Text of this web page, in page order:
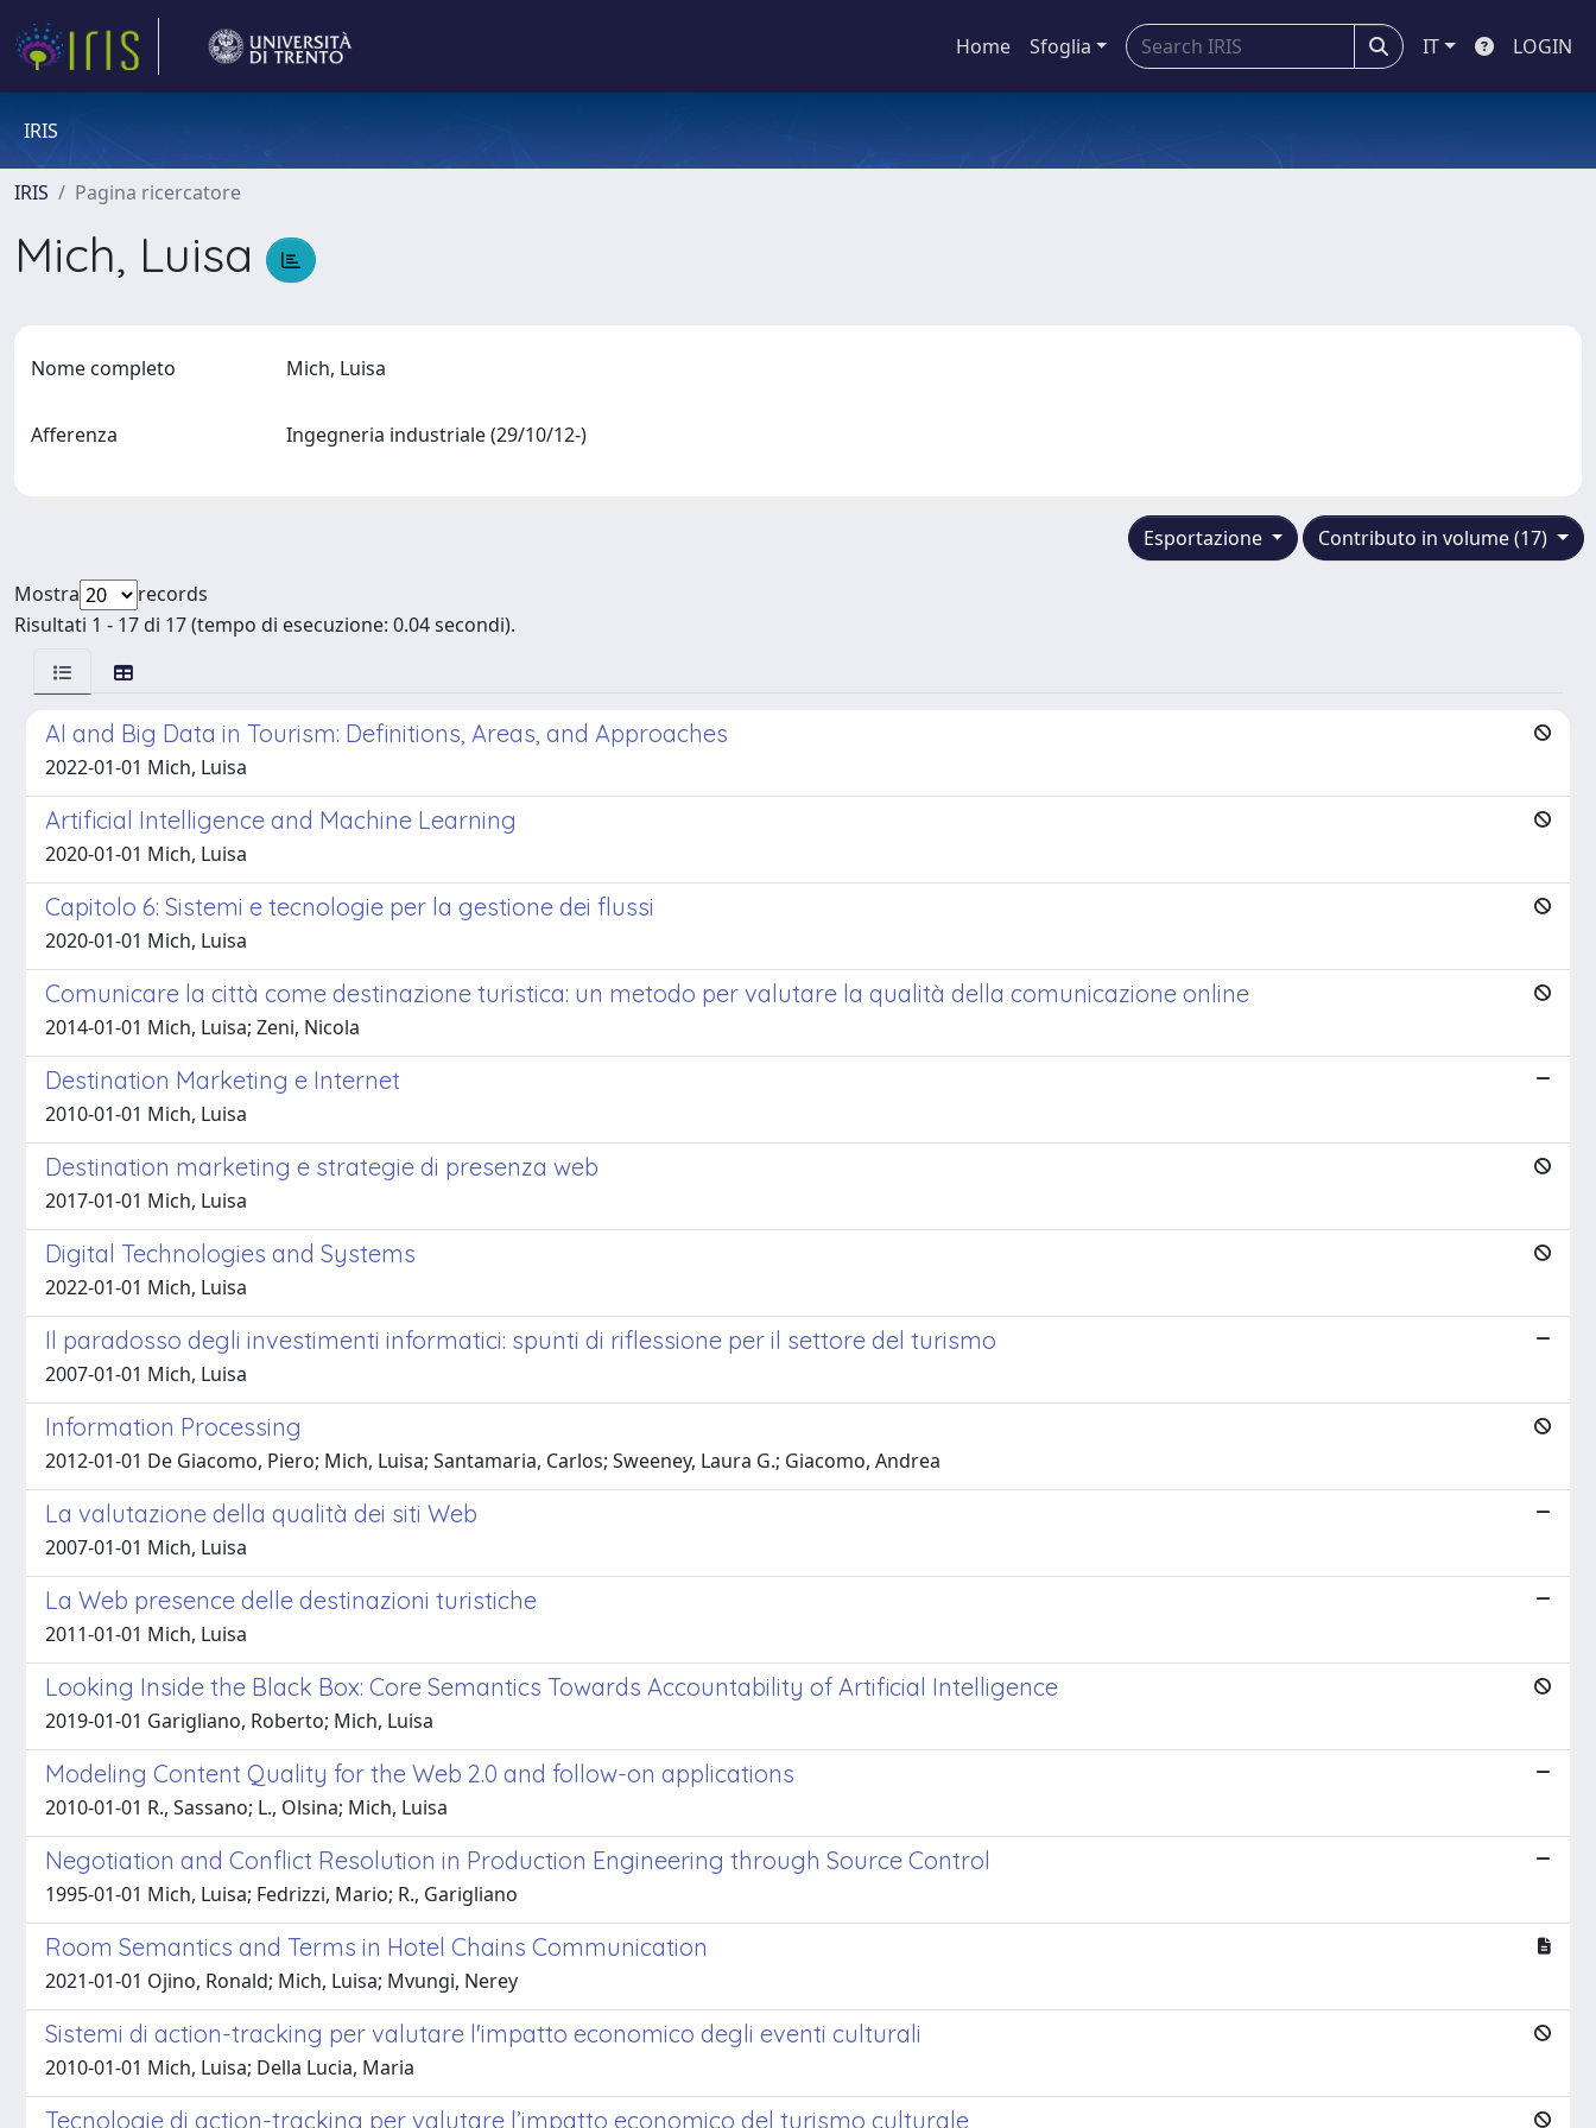
Home Sfoglia IT LOGIN
IRIS
IRIS Pagina ricercatore
Mich, Luisa
Nome completo Mich, Luisa
Afferenza Ingegneria industriale (29/10/12-)
Contributo in volume (17)
Esportazione
Mostra
records
Risultati 1 - 17 di 17 (tempo di esecuzione: 0.04 secondi).
AI and Big Data in Tourism: Definitions, Areas, and Approaches
2022-01-01 Mich, Luisa
Artificial Intelligence and Machine Learning
2020-01-01 Mich, Luisa
Capitolo 6: Sistemi e tecnologie per la gestione dei flussi
2020-01-01 Mich, Luisa
Comunicare la città come destinazione turistica: un metodo per valutare la qualità della comunicazione online
2014-01-01 Mich, Luisa; Zeni, Nicola
Destination Marketing e Internet
2010-01-01 Mich, Luisa
Destination marketing e strategie di presenza web
2017-01-01 Mich, Luisa
Digital Technologies and Systems
2022-01-01 Mich, Luisa
Il paradosso degli investimenti informatici: spunti di riflessione per il settore del turismo
2007-01-01 Mich, Luisa
Information Processing
2012-01-01 De Giacomo, Piero; Mich, Luisa; Santamaria, Carlos; Sweeney, Laura G.; Giacomo, Andrea
La valutazione della qualità dei siti Web
2007-01-01 Mich, Luisa
La Web presence delle destinazioni turistiche
2011-01-01 Mich, Luisa
Looking Inside the Black Box: Core Semantics Towards Accountability of Artificial Intelligence
2019-01-01 Garigliano, Roberto; Mich, Luisa
Modeling Content Quality for the Web 2.0 and follow-on applications
2010-01-01 R., Sassano; L., Olsina; Mich, Luisa
Negotiation and Conflict Resolution in Production Engineering through Source Control
1995-01-01 Mich, Luisa; Fedrizzi, Mario; R., Garigliano
Room Semantics and Terms in Hotel Chains Communication
2021-01-01 Ojino, Ronald; Mich, Luisa; Mvungi, Nerey
Sistemi di action-tracking per valutare l'impatto economico degli eventi culturali
2010-01-01 Mich, Luisa; Della Lucia, Maria
Tecnologie di action-tracking per valutare l’impatto economico del turismo culturale